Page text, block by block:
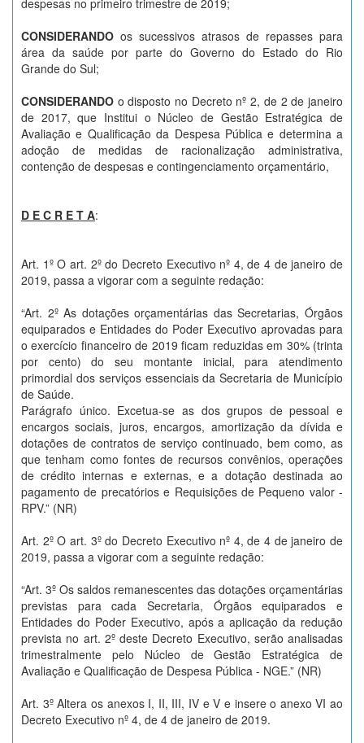
despesas no primeiro trimestre de 2019;
CONSIDERANDO os sucessivos atrasos de repasses para
área da saúde por parte do Governo do Estado do Rio
Grande do Sul;
CONSIDERANDO o disposto no Decreto nº 2, de 2 de janeiro
de 2017, que Institui o Núcleo de Gestão Estratégica de
Avaliação e Qualificação da Despesa Pública e determina a
adoção de medidas de racionalização administrativa,
contenção de despesas e contingenciamento orçamentário,
D E C R E T A:
Art. 1º O art. 2º do Decreto Executivo nº 4, de 4 de janeiro de
2019, passa a vigorar com a seguinte redação:
“Art. 2º As dotações orçamentárias das Secretarias, Órgãos
equiparados e Entidades do Poder Executivo aprovadas para
o exercício financeiro de 2019 ficam reduzidas em 30% (trinta
por cento) do seu montante inicial, para atendimento
primordial dos serviços essenciais da Secretaria de Município
de Saúde.
Parágrafo único. Excetua-se as dos grupos de pessoal e
encargos sociais, juros, encargos, amortização da dívida e
dotações de contratos de serviço continuado, bem como, as
que tenham como fontes de recursos convênios, operações
de crédito internas e externas, e a dotação destinada ao
pagamento de precatórios e Requisições de Pequeno valor -
RPV.” (NR)
Art. 2º O art. 3º do Decreto Executivo nº 4, de 4 de janeiro de
2019, passa a vigorar com a seguinte redação:
“Art. 3º Os saldos remanescentes das dotações orçamentárias
previstas para cada Secretaria, Órgãos equiparados e
Entidades do Poder Executivo, após a aplicação da redução
prevista no art. 2º deste Decreto Executivo, serão analisadas
trimestralmente pelo Núcleo de Gestão Estratégica de
Avaliação e Qualificação de Despesa Pública - NGE.” (NR)
Art. 3º Altera os anexos I, II, III, IV e V e insere o anexo VI ao
Decreto Executivo nº 4, de 4 de janeiro de 2019.